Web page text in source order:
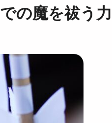
の魔を祓う力